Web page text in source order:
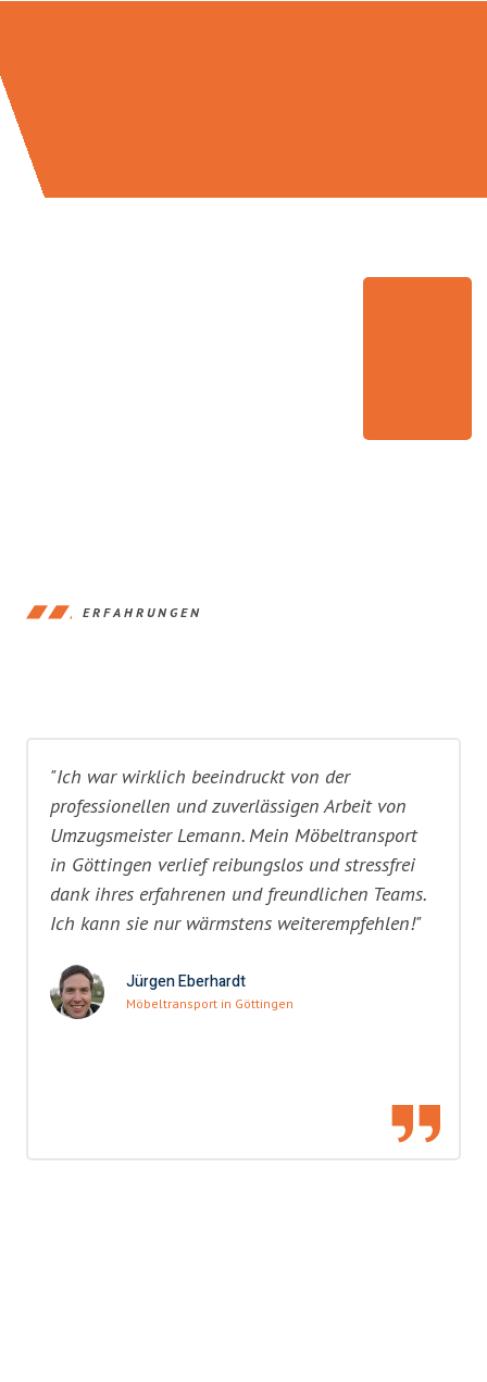
ERFAHRUNGEN
"Ich war wirklich beeindruckt von der
professionellen und zuverlässigen Arbeit von
Umzugsmeister Lemann. Mein Möbeltransport
in Göttingen verlief reibungslos und stressfrei
dank ihres erfahrenen und freundlichen Teams.
Ich kann sie nur wärmstens weiterempfehlen!"
Jürgen Eberhardt
Möbeltransport in Göttingen